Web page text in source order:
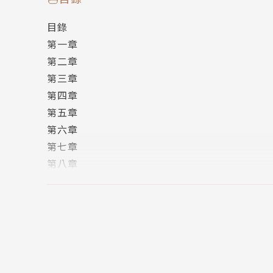
極其令人滿意的魔法冒險故事。——《出版人週
兩種敘事觀點，三個世界，四種魔法師，精巧地
主與自成一格的自我認知讓這個角色有了深度。
強意志更為吸引人。——柯克斯書評 Kirkus
「女扮男裝」與「元素魔法師」的設定一開始
《赫芬頓郵報》（Huffington Post），2013年最
湯瑪斯在詼諧巧妙的對話與動作場景間流暢轉
目錄
第一章
第二章
第三章
第四章
第五章
第六章
第七章
第八章